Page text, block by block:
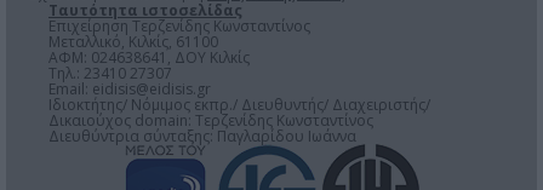
Ταυτότητα ιστοσελίδας
Επιχείρηση Τερζενίδης Κωνσταντίνος
Μεταλλικό, Κιλκίς, 61100
ΑΦΜ: 024638641, ΔΟΥ Κιλκίς
Τηλ.: 23410 27307
Email: eidisis@eidisis.gr
Ιδιοκτήτης/ Νόμιμος εκπρ./ Διευθυντής/ Διαχειριστής/
Δικαιούχος domain: Τερζενίδης Κωνσταντίνος
Διευθύντρια σύνταξης: Παγλαρίδου Ιωάννα